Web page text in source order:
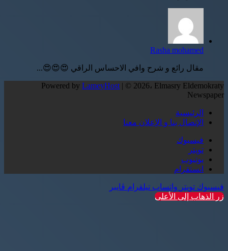
Rasha mohamed
مقال رائع و شرح وافي الاحساس الراقي 😍😍😍...
Powered by LameyHost | © 2026، Elmasry Eldemokraty
Newspaper
الرئيسية
الإتصال بنا و الإعلان معنا
فيسبوك
تويتر
يوتيوب
انستقرام
فيسبوك تويتر واتساب تيلقرام ڤايبر
زر الذهاب إلى الأعلى